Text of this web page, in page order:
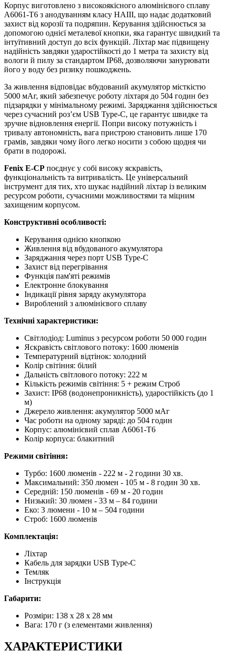
Корпус виготовлено з високоякісного алюмінієвого сплаву
A6061-T6 з анодуванням класу HAIII, що надає додатковий
захист від корозії та подряпин. Керування здійснюється за
допомогою однієї металевої кнопки, яка гарантує швидкий та
інтуїтивний доступ до всіх функцій. Ліхтар має підвищену
надійність завдяки ударостійкості до 1 метра та захисту від
вологи й пилу за стандартом IP68, дозволяючи занурювати
його у воду без ризику пошкоджень.
За живлення відповідає вбудований акумулятор місткістю
5000 мАг, який забезпечує роботу ліхтаря до 504 годин без
підзарядки у мінімальному режимі. Заряджання здійснюється
через сучасний роз’єм USB Type-C, це гарантує швидке та
зручне відновлення енергії. Попри високу потужність і
тривалу автономність, вага пристрою становить лише 170
грамів, завдяки чому його легко носити з собою щодня чи
брати в подорожі.
Fenix E-CP поєднує у собі високу яскравість,
функціональність та витривалість. Це універсальний
інструмент для тих, хто шукає надійний ліхтар із великим
ресурсом роботи, сучасними можливостями та міцним
захищеним корпусом.
Конструктивні особливості:
Керування однією кнопкою
Живлення від вбудованого акумулятора
Заряджання через порт USB Type-C
Захист від перегрівання
Функція пам'яті режимів
Електронне блокування
Індикації рівня заряду акумулятора
Вироблений з алюмінієвого сплаву
Технічні характеристики:
Світлодіод: Luminus з ресурсом роботи 50 000 годин
Яскравість світлового потоку: 1600 люменів
Температурний відтінок: холодний
Колір світіння: білий
Дальність світлового потоку: 222 м
Кількість режимів світіння: 5 + режим Строб
Захист: IP68 (водонепроникність), ударостійкість (до 1
м)
Джерело живлення: акумулятор 5000 мАг
Час роботи на одному заряді: до 504 годин
Корпус: алюмінієвий сплав A6061-T6
Колір корпуса: блакитний
Режими світіння:
Турбо: 1600 люменів - 222 м - 2 години 30 хв.
Максимальний: 350 люмен - 105 м - 8 годин 30 хв.
Середній: 150 люменів - 69 м - 20 годин
Низький: 30 люмен - 33 м – 84 години
Еко: 3 люмени - 10 м – 504 години
Строб: 1600 люменів
Комплектація:
Ліхтар
Кабель для зарядки USB Type-C
Темляк
Інструкція
Габарити:
Розміри: 138 x 28 x 28 мм
Вага: 170 г (з елементами живлення)
ХАРАКТЕРИСТИКИ